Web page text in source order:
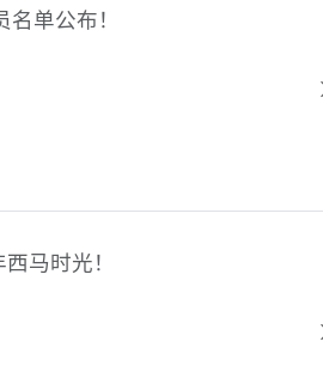
单公布！
马时光！